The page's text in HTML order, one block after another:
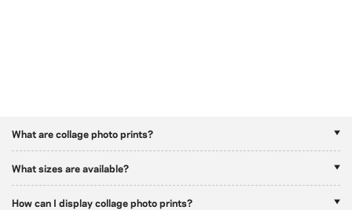
What are collage photo prints?
What sizes are available?
How can I display collage photo prints?